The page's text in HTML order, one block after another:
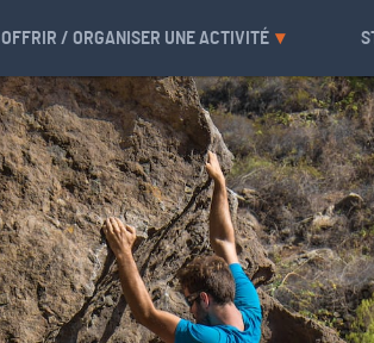
OFFRIR / ORGANISER UNE ACTIVITÉ